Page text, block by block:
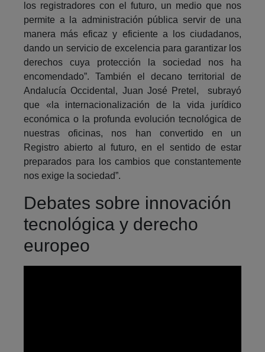
los registradores con el futuro, un medio que nos
permite a la administración pública servir de una
manera más eficaz y eficiente a los ciudadanos,
dando un servicio de excelencia para garantizar los
derechos cuya protección la sociedad nos ha
encomendado”. También el decano territorial de
Andalucía Occidental, Juan José Pretel, subrayó
que «la internacionalización de la vida jurídico
económica o la profunda evolución tecnológica de
nuestras oficinas, nos han convertido en un
Registro abierto al futuro, en el sentido de estar
preparados para los cambios que constantemente
nos exige la sociedad”.
Debates sobre innovación
tecnológica y derecho
europeo